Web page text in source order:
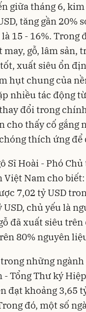
giữa tháng 6,
tăng gần
15 - 16%. Trong
may, gỗ, lâm sản,
xuất siêu ổn
hụt chung của
nhiều tác động
đổi trong
cho thấy cố gắng
thích ứng
Sĩ Hoài - Phó
Việt Nam cho
7,02 tỷ USD
USD, chủ yếu là
đã xuất siêu
80% nguyên
những
- Tổng Thư ký
đạt khoảng 3,65
đó, một số